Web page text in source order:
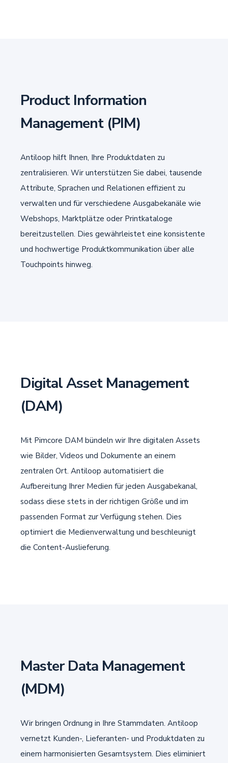
Product Information
Management (PIM)
Antiloop hilft Ihnen, Ihre Produktdaten zu
zentralisieren. Wir unterstützen Sie dabei, tausende
Attribute, Sprachen und Relationen effizient zu
verwalten und für verschiedene Ausgabekanäle wie
Webshops, Marktplätze oder Printkataloge
bereitzustellen. Dies gewährleistet eine konsistente
und hochwertige Produktkommunikation über alle
Touchpoints hinweg.
Digital Asset Management
(DAM)
Mit Pimcore DAM bündeln wir Ihre digitalen Assets
wie Bilder, Videos und Dokumente an einem
zentralen Ort. Antiloop automatisiert die
Aufbereitung Ihrer Medien für jeden Ausgabekanal,
sodass diese stets in der richtigen Größe und im
passenden Format zur Verfügung stehen. Dies
optimiert die Medienverwaltung und beschleunigt
die Content-Auslieferung.
Master Data Management
(MDM)
Wir bringen Ordnung in Ihre Stammdaten. Antiloop
vernetzt Kunden-, Lieferanten- und Produktdaten zu
einem harmonisierten Gesamtsystem. Dies eliminiert